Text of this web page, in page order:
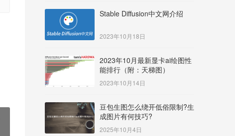
Stable Diffusion中文网介绍
2023年10月18日
2023年10月最新显卡ai绘图性
能排行（附：天梯图）
2023年10月14日
豆包生图怎么绕开低俗限制?生
成图片有何技巧?
2025年10月4日